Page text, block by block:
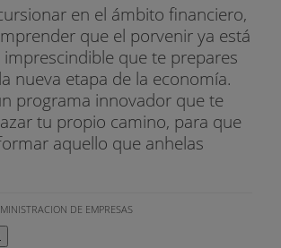
en el ámbito financiero,
que el porvenir ya está
imprescindible que te prepares
nueva etapa de la economía.
programa innovador que te
tu propio camino, para que
aquello que anhelas
DE EMPRESAS